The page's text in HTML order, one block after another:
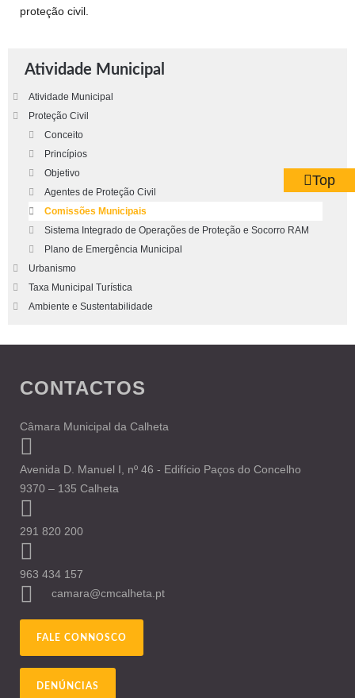
proteção civil.
Atividade Municipal
Atividade Municipal
Proteção Civil
Conceito
Princípios
Objetivo
Agentes de Proteção Civil
Comissões Municipais
Sistema Integrado de Operações de Proteção e Socorro RAM
Plano de Emergência Municipal
Urbanismo
Taxa Municipal Turística
Ambiente e Sustentabilidade
CONTACTOS
Câmara Municipal da Calheta
Avenida D. Manuel I, nº 46 - Edifício Paços do Concelho
9370 – 135 Calheta
291 820 200
963 434 157
camara@cmcalheta.pt
FALE CONNOSCO
DENÚNCIAS
Top